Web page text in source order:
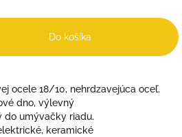
Do košíka
ocele 18/10, nehrdzavejúca oceľ.
dno, výlevný
do umývačky riadu.
keramické